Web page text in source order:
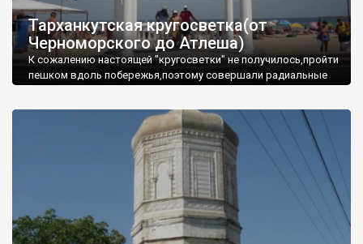
Тарханкутская кругосветка(от
Черноморского до Атлеша)
К сожалению настоящей "кругосветки" не получилось,пройти
пешком вдоль побережья,поэтому совершали радиальные